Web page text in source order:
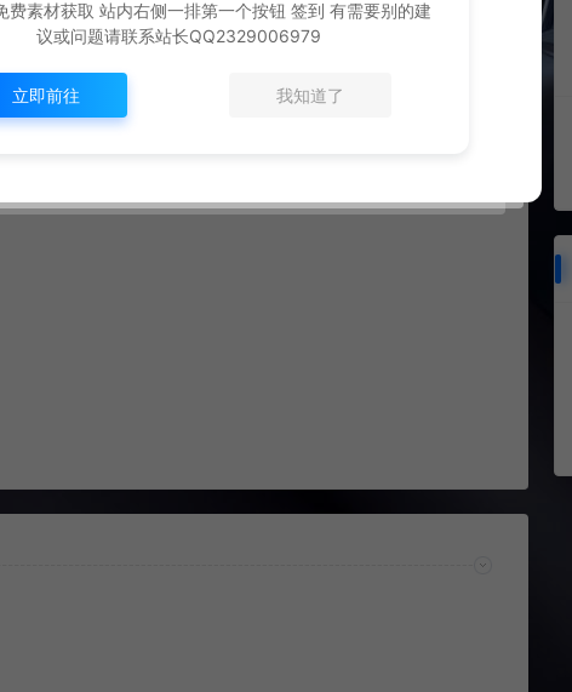
坐骑展示
千城
坐骑展示
费素材获取 站内右侧一排第一个按钮 签到 有需要别的建
议或问题请联系站长QQ2329006979
立即前往 我知道了